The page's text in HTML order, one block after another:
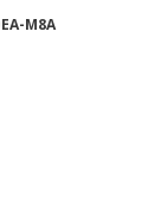
M8A